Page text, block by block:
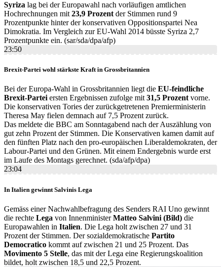
Syriza lag bei der Europawahl nach vorläufigen amtlichen
Hochrechnungen mit 23,9 Prozent der Stimmen rund 9
Prozentpunkte hinter der konservativen Oppositionspartei Nea
Dimokratia. Im Vergleich zur EU-Wahl 2014 büsste Syriza 2,7
Prozentpunkte ein. (sar/sda/dpa/afp)
23:50
Brexit-Partei wohl stärkste Kraft in Grossbritannien
Bei der Europa-Wahl in Grossbritannien liegt die EU-feindliche
Brexit-Parteiersten Ergebnissen zufolge mit31,5 Prozentvorne.
Die konservativen Tories der zurückgetretenen Premierministerin
Theresa May fielen demnach auf 7,5 Prozent zurück.
Das meldete die BBC am Sonntagabend nach der Auszählung von
gut zehn Prozent der Stimmen. Die Konservativen kamen damit auf
den fünften Platz nach den pro-europäischen Liberaldemokraten, der
Labour-Partei und den Grünen. Mit einem Endergebnis wurde erst
im Laufe des Montags gerechnet. (sda/afp/dpa)
23:04
In Italien gewinnt Salvinis Lega
Gemäss einer Nachwahlbefragung des Senders RAI Uno gewinnt
die rechte Lega von InnenministerMatteo Salvini (Bild) die
Europawahlen in Italien. Die Lega holt zwischen 27 und 31
Prozent der Stimmen. Der sozialdemokratische Partito
Democratico kommt auf zwischen 21 und 25 Prozent. Das
Movimento 5 Stelle, das mit der Lega eine Regierungskoalition
bildet, holt zwischen 18,5 und 22,5 Prozent.